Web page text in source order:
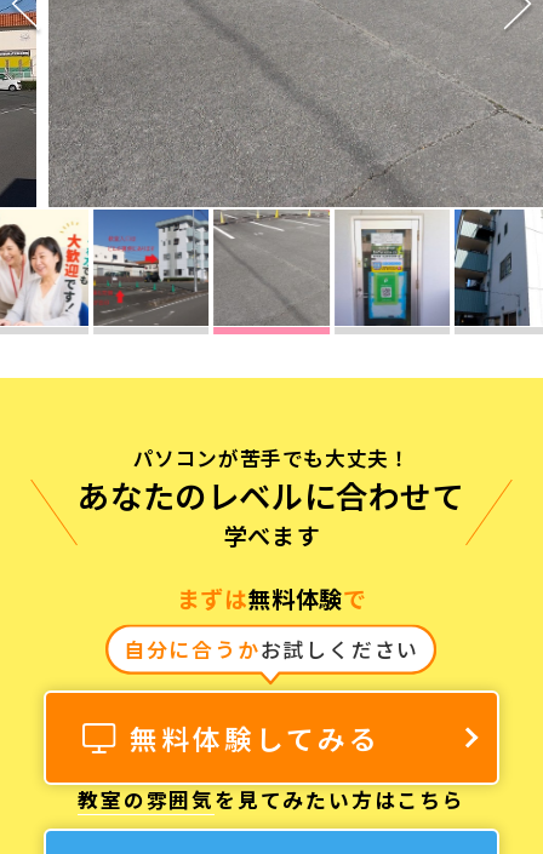
無料体験に申し込む
0120-868-003
受付時間／9:00〜18:00 土日祝休み
パソコンが苦手でも大丈夫！
あなたのレベルに合わせて
学べます
まずは無料体験で
自分に合うかお試しください
無料体験してみる
教室の雰囲気を見てみたい方はこちら